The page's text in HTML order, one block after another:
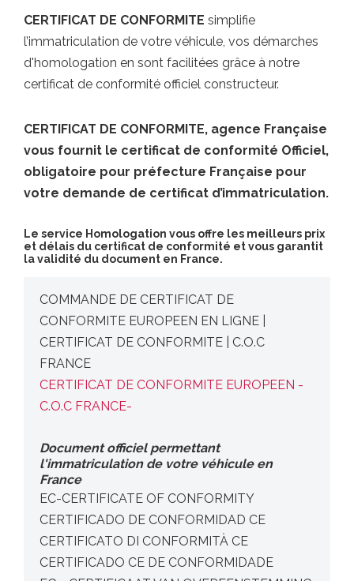
CERTIFICAT DE CONFORMITE simplifie
l’immatriculation de votre véhicule, vos démarches
d'homologation en sont facilitées grâce à notre
certificat de conformité officiel constructeur.
CERTIFICAT DE CONFORMITE, agence Française
vous fournit le certificat de conformité Officiel,
obligatoire pour préfecture Française pour
votre demande de certificat d’immatriculation.
Le service Homologation vous offre les meilleurs prix
et délais du certificat de conformité et vous garantit
la validité du document en France.
COMMANDE DE CERTIFICAT DE
CONFORMITE EUROPEEN EN LIGNE |
CERTIFICAT DE CONFORMITE | C.O.C
FRANCE
CERTIFICAT DE CONFORMITE EUROPEEN -
C.O.C FRANCE-
Document officiel permettant
l'immatriculation de votre véhicule en
France
EC-CERTIFICATE OF CONFORMITY
CERTIFICADO DE CONFORMIDAD CE
CERTIFICATO DI CONFORMITÀ CE
CERTIFICADO CE DE CONFORMIDADE